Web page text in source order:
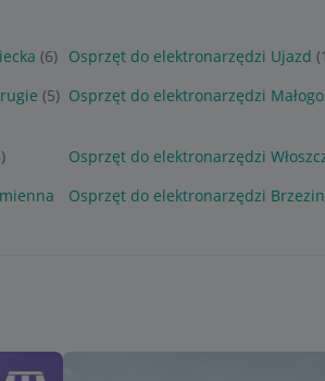
(6) Osprzęt do elektronarzędzi Ujazd
(5) Osprzęt do elektronarzędzi
Osprzęt do elektronarzędzi
Osprzęt do elektronarzędzi